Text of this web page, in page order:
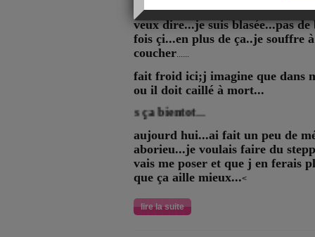
si j ai eu droit audébarquement
veux dire...je suis blasée...pas
fois çi...en plus de ça..je souffre
coucher......
fait froid ici;j imagine que dans
ou il doit caillé à mort...
je verrais ça bientot...
aujourd hui...ai fait un peu de
aborieu...je voulais faire du
vais me poser et que j en ferais
que ça aille mieux...<
lire la suite